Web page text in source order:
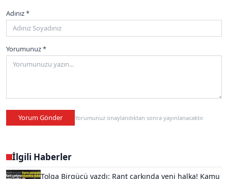
Adınız *
Yorumunuz *
Yorum Gönder Yorumunuz onaylandıktan sonra yayınlanacaktır.
İlgili Haberler
Tolga Birgücü yazdı: Rant çarkında yeni halka! Kamu